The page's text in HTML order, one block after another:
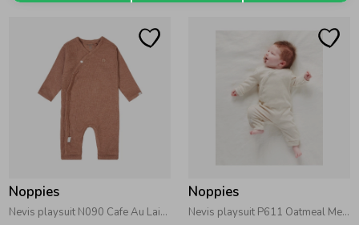
Noppies
Nevis playsuit N090 Cafe Au Lait Melange
Noppies
Nevis playsuit P611 Oatmeal Melange